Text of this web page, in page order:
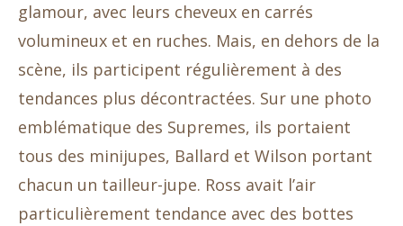
glamour, avec leurs cheveux en carrés
volumineux et en ruches. Mais, en dehors de la
scène, ils participent régulièrement à des
tendances plus décontractées. Sur une photo
emblématique des Supremes, ils portaient
tous des minijupes, Ballard et Wilson portant
chacun un tailleur-jupe. Ross avait l’air
particulièrement tendance avec des bottes